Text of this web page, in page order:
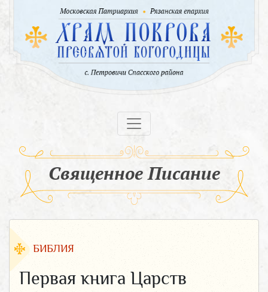
Священное Писание
БИБЛИЯ
Первая книга Царств